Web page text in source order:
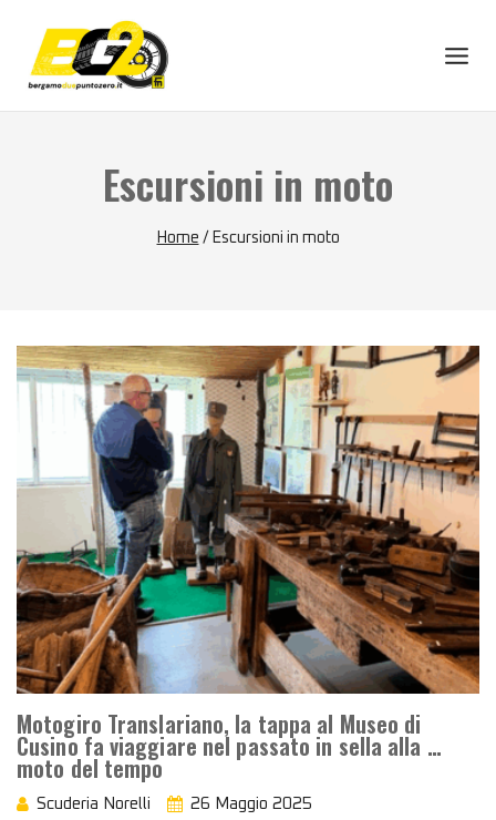
content
Escursioni in moto
Home / Escursioni in moto
Motogiro Translariano, la tappa al Museo di
Cusino fa viaggiare nel passato in sella alla …
moto del tempo
Scuderia Norelli 26 Maggio 2025